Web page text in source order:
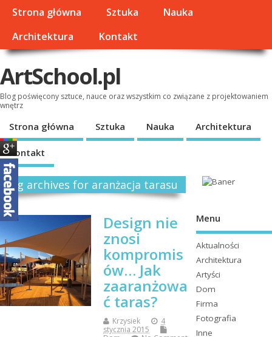
Strona główna Sztuka
Nauka
Architektura
Kontakt
ArtSchool.pl
Blog poświęcony sztuce, nauce oraz wszystkim co związane z projektowaniem
wnętrz
Strona główna Sztuka Nauka Architektura
Kontakt
Tag archives for aranżacja tarasu
Design nie
znosi
kompromis
ów… Jak
zaaranżowa
ć taras?
Krzysiek
4
stycznia 2015
Menu
Aktualności
Architektura
Artyści
Dom
Firma
Fotografia
Inne